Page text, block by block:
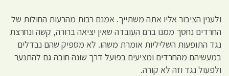
ולענין הציבור אליו אתה משתייך. אמנם רבות מהרעות החולות של
החרדים נחסך ממנו ברם העובדה שאין יציאה ברורה, קשה ונחרצת
נגד התופעות השליליות אומרת משהו. לא מספיק שהם נבדלים
במעשיהם מהחרדים ומציעים בפועל דרך שונה חובה גם להתנער
ולפעול נגד וזה לא קורה.